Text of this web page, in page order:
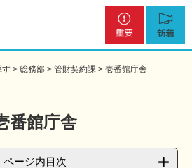
す > 総務部 > 管財契約課 > 壱番館庁舎
番館庁舎
ページ内目次